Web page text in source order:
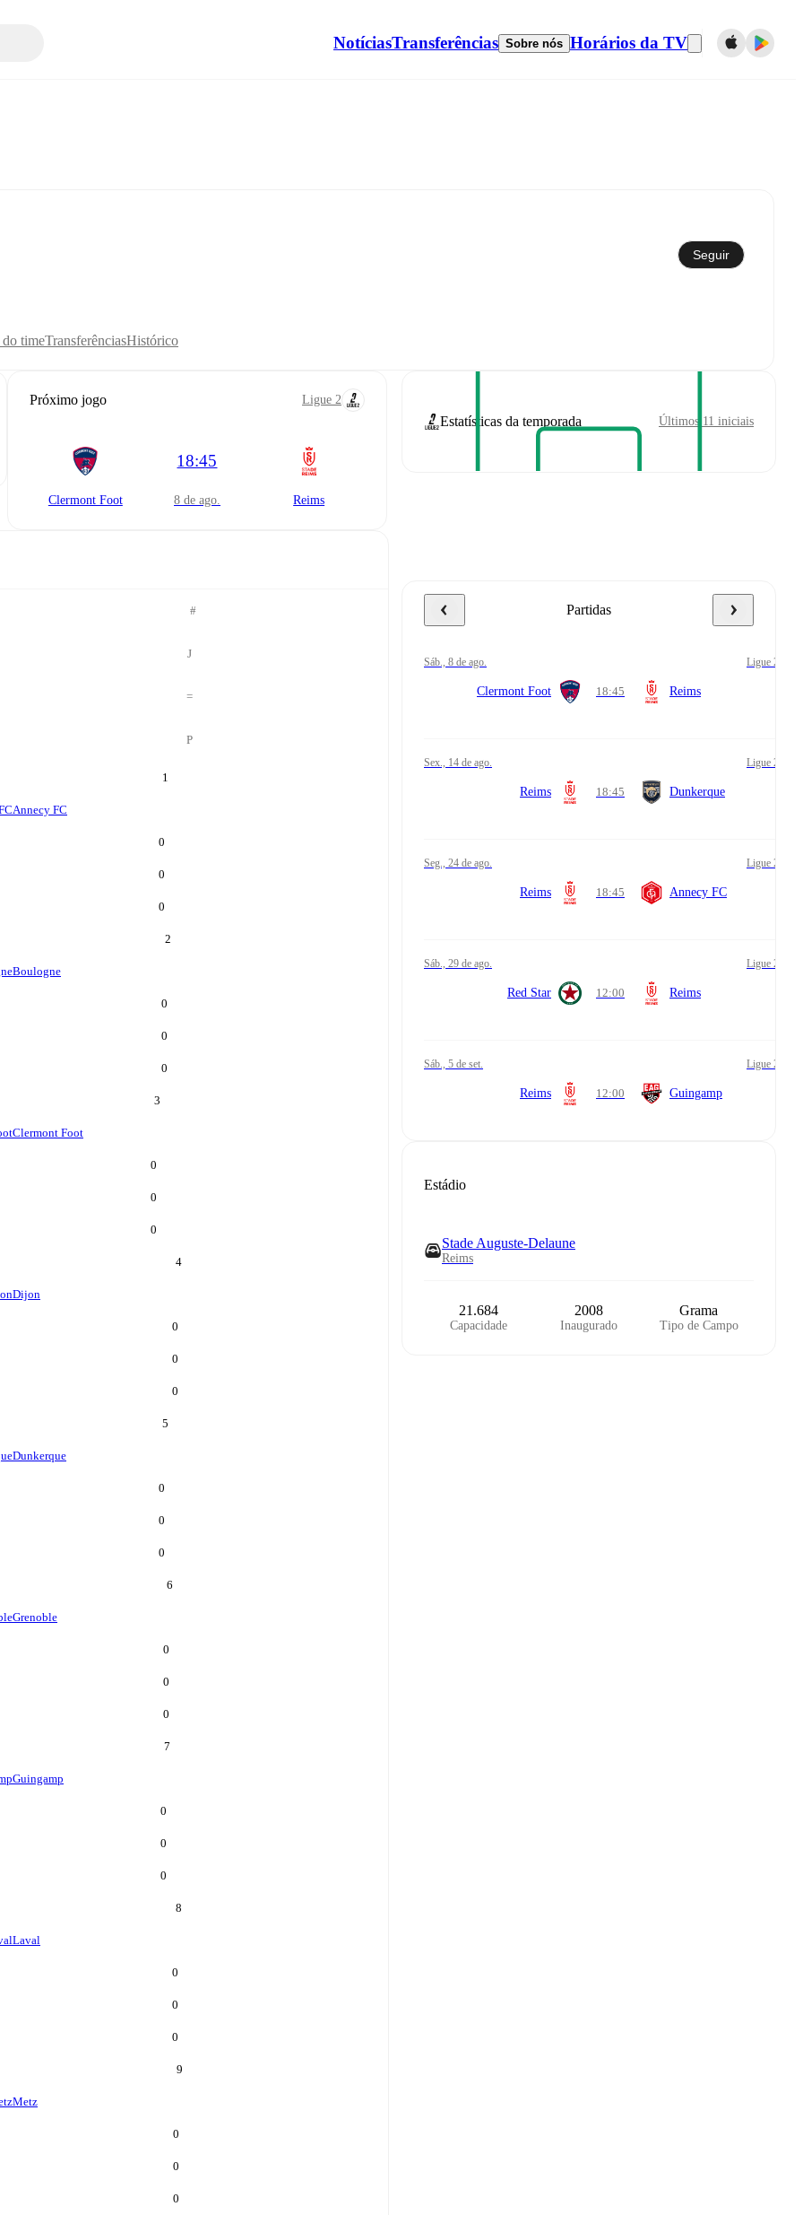
NotíciasTransferências Sobre nós Horários da TV
Seguir
do timeTransferênciasHistórico
Próximo jogo Ligue 2
Clermont Foot
18:45
8 de ago. Reims
#
J
=
P
1
Annecy FC
0
0
0
2
Boulogne
0
0
0
3
Clermont Foot
0
0
0
4
Dijon
0
0
0
5
Dunkerque
0
0
0
6
Grenoble
0
0
0
7
Guingamp
0
0
0
8
Laval
0
0
0
9
Metz
0
0
0
Estatísticas da temporada Últimos 11 iniciais
Partidas
sáb., 8 de ago. Ligue 2
Clermont Foot 18:45 Reims
sex., 14 de ago. Ligue 2
Reims 18:45 Dunkerque
seg., 24 de ago. Ligue 2
Reims 18:45 Annecy FC
sáb., 29 de ago. Ligue 2
Red Star 12:00 Reims
sáb., 5 de set. Ligue 2
Reims 12:00 Guingamp
Estádio
Stade Auguste-Delaune
Reims
21.684
Capacidade
2008
Inaugurado
Grama
Tipo de Campo